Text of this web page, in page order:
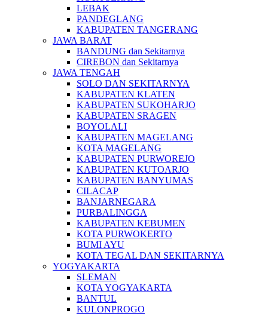
LEBAK
PANDEGLANG
KABUPATEN TANGERANG
JAWA BARAT
BANDUNG dan Sekitarnya
CIREBON dan Sekitarnya
JAWA TENGAH
SOLO DAN SEKITARNYA
KABUPATEN KLATEN
KABUPATEN SUKOHARJO
KABUPATEN SRAGEN
BOYOLALI
KABUPATEN MAGELANG
KOTA MAGELANG
KABUPATEN PURWOREJO
KABUPATEN KUTOARJO
KABUPATEN BANYUMAS
CILACAP
BANJARNEGARA
PURBALINGGA
KABUPATEN KEBUMEN
KOTA PURWOKERTO
BUMI AYU
KOTA TEGAL DAN SEKITARNYA
YOGYAKARTA
SLEMAN
KOTA YOGYAKARTA
BANTUL
KULONPROGO